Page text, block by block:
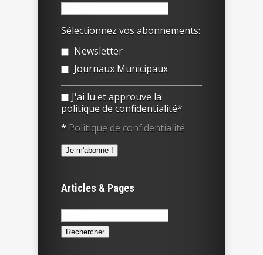
Sélectionnez vos abonnements:
Newsletter
Journaux Municipaux
J'ai lu et approuve la
politique de confidentialité*
* Politique de confidentialité
Articles & Pages
Rechercher :